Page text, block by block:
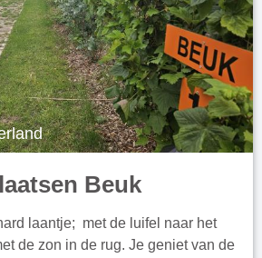
Beuk
laantje; met de luifel naar het
de zon in de rug. Je geniet van de